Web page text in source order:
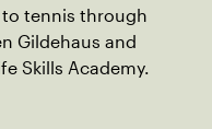
to tennis through
Gildehaus and
Skills Academy.